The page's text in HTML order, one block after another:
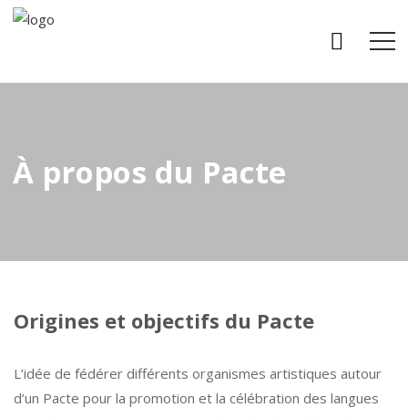
À propos du Pacte
Origines et objectifs du Pacte
L’idée de fédérer différents organismes artistiques autour
d’un Pacte pour la promotion et la célébration des langues